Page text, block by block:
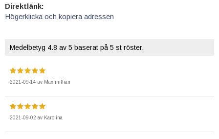
Direktlänk:
Högerklicka och kopiera adressen
Medelbetyg 4.8 av 5 baserat på 5 st röster.
2021-09-14 av Maximillian
2021-09-02 av Karolina